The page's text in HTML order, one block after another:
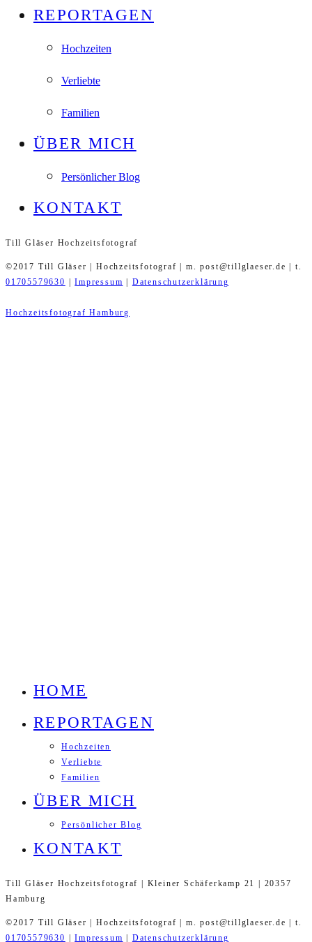
REPORTAGEN
Hochzeiten
Verliebte
Familien
ÜBER MICH
Persönlicher Blog
KONTAKT
Till Gläser Hochzeitsfotograf
©2017 Till Gläser | Hochzeitsfotograf | m. post@tillglaeser.de | t.
01705579630
|Impressum Datenschutzerklärung
Hochzeitsfotograf Hamburg
HOME
REPORTAGEN
Hochzeiten
Verliebte
Familien
ÜBER MICH
Persönlicher Blog
KONTAKT
Till Gläser Hochzeitsfotograf | Kleiner Schäferkamp 21 | 20357
Hamburg
©2017 Till Gläser | Hochzeitsfotograf | m. post@tillglaeser.de | t.
01705579630
|Impressum Datenschutzerklärung